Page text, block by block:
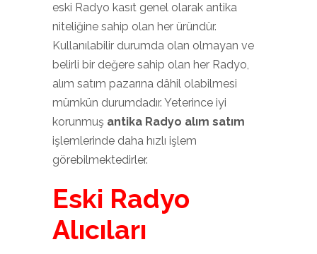
eski Radyo kasıt genel olarak antika
niteliğine sahip olan her üründür.
Kullanılabilir durumda olan olmayan ve
belirli bir değere sahip olan her Radyo,
alım satım pazarına dâhil olabilmesi
mümkün durumdadır. Yeterince iyi
korunmuş antika Radyo alım satım
işlemlerinde daha hızlı işlem
görebilmektedirler.
Eski Radyo
Alıcıları